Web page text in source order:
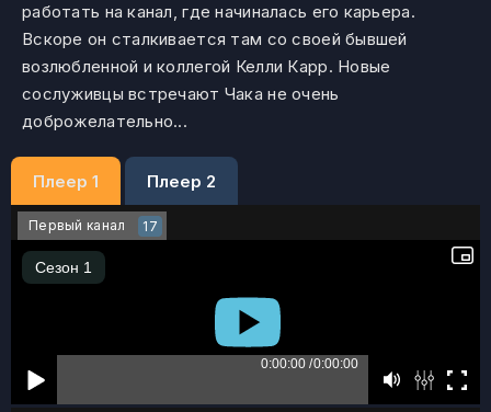
работать на канал, где начиналась его карьера.
Вскоре он сталкивается там со своей бывшей
возлюбленной и коллегой Келли Карр. Новые
сослуживцы встречают Чака не очень
доброжелательно...
Плеер 1 Плеер 2
Первый канал 17